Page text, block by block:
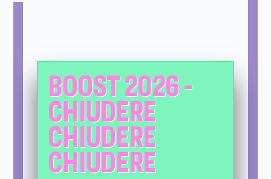
BOOST 2026 -
CHIUDERE
CHIUDERE
CHIUDERE